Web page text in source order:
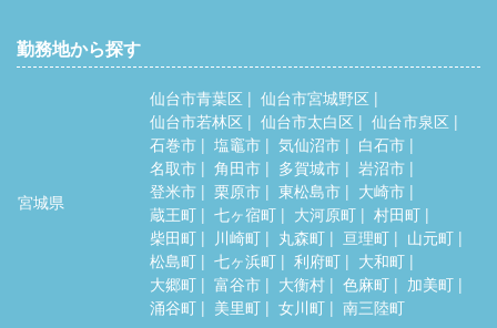
勤務地から探す
宮城県
仙台市青葉区
仙台市宮城野区
仙台市若林区
仙台市太白区
仙台市泉区
石巻市
塩竈市 気仙沼市
白石市
名取市
角田市 多賀城市
岩沼市
登米市
栗原市 東松島市
大崎市
蔵王町
七ヶ宿町 大河原町
村田町
柴田町
川崎町 丸森町 亘理町
山元町
松島町
七ヶ浜町 利府町
大和町
大郷町
富谷市 大衡村 色麻町
加美町
涌谷町
美里町 女川町
南三陸町